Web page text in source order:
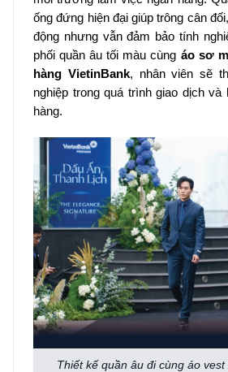
ống đứng hiện đại giúp trông cân
động nhưng vẫn đảm bảo tính
phối quần âu tối màu cùng áo sơ
hàng VietinBank, nhân viên sẽ
nghiệp trong quá trình giao dịch
hàng.
Thiết kế quần âu đi cùng áo